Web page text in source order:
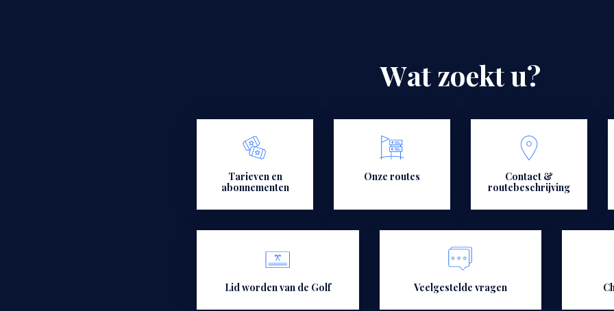
Wat zoektu?
Tarieven en
abonnementen
Onze routes
Contact &
routebeschrijving
Lid worden van de Golf Veelgestelde vragen